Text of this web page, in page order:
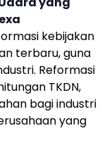
kebijakan
terbaru, guna
Reformasi
TKDN,
bagi industri
yang